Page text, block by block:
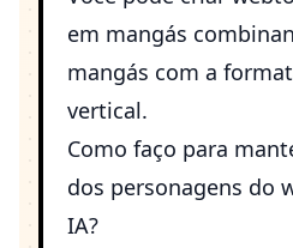
em mangás
mangás com a
vertical.
Como faço para
dos personagens do
IA?